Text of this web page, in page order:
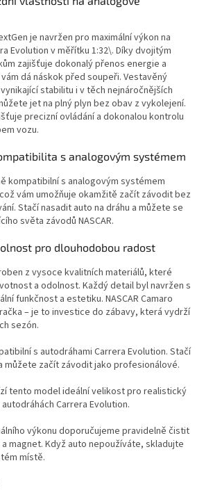
je navržen pro maximální výkon na
Evolution v měřítku 1:32\. Díky dvojitým
zajišťuje dokonalý přenos energie a
dá náskok před soupeři. Vestavěný
stabilitu i v těch nejnáročnějších
jet na plný plyn bez obav z vykolejení.
precizní ovládání a dokonalou kontrolu
vozu.
s analogovým systémem
kompatibilní s analogovým systémem
vám umožňuje okamžitě začít závodit bez
Stačí nasadit auto na dráhu a můžete se
světa závodů NASCAR.
pro dlouhodobou radost
z vysoce kvalitních materiálů, které
a odolnost. Každý detail byl navržen s
funkčnost a estetiku. NASCAR Camaro
– je to investice do zábavy, která vydrží
sezón.
s autodráhami Carrera Evolution. Stačí
můžete začít závodit jako profesionálové.
tento model ideální velikost pro realistický
Carrera Evolution.
výkonu doporučujeme pravidelně čistit
magnet. Když auto nepoužíváte, skladujte
místě.